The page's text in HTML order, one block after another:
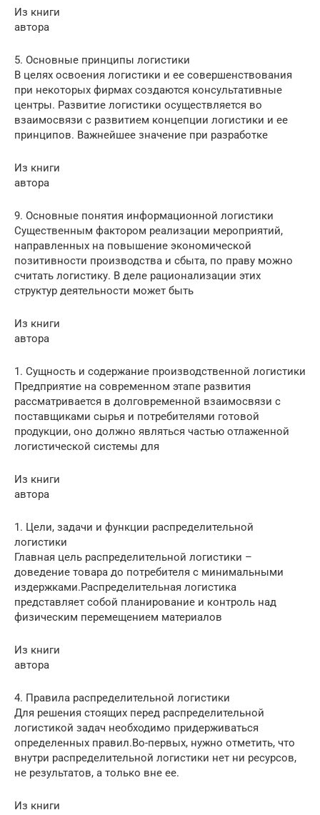
Из книги
автора
5. Основные принципы логистики
В целях освоения логистики и ее совершенствования
при некоторых фирмах создаются консультативные
центры. Развитие логистики осуществляется во
взаимосвязи с развитием концепции логистики и ее
принципов. Важнейшее значение при разработке
Из книги
автора
9. Основные понятия информационной логистики
Существенным фактором реализации мероприятий,
направленных на повышение экономической
позитивности производства и сбыта, по праву можно
считать логистику. В деле рационализации этих
структур деятельности может быть
Из книги
автора
1. Сущность и содержание производственной логистики
Предприятие на современном этапе развития
рассматривается в долговременной взаимосвязи с
поставщиками сырья и потребителями готовой
продукции, оно должно являться частью отлаженной
логистической системы для
Из книги
автора
1. Цели, задачи и функции распределительной
логистики
Главная цель распределительной логистики –
доведение товара до потребителя с минимальными
издержками.Распределительная логистика
представляет собой планирование и контроль над
физическим перемещением материалов
Из книги
автора
4. Правила распределительной логистики
Для решения стоящих перед распределительной
логистикой задач необходимо придерживаться
определенных правил.Во-первых, нужно отметить, что
внутри распределительной логистики нет ни ресурсов,
не результатов, а только вне ее.
Из книги